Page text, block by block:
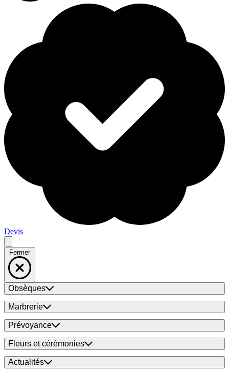
Devis
Fermer
Obsèques
Marbrerie
Prévoyance
Fleurs et cérémonies
Actualités